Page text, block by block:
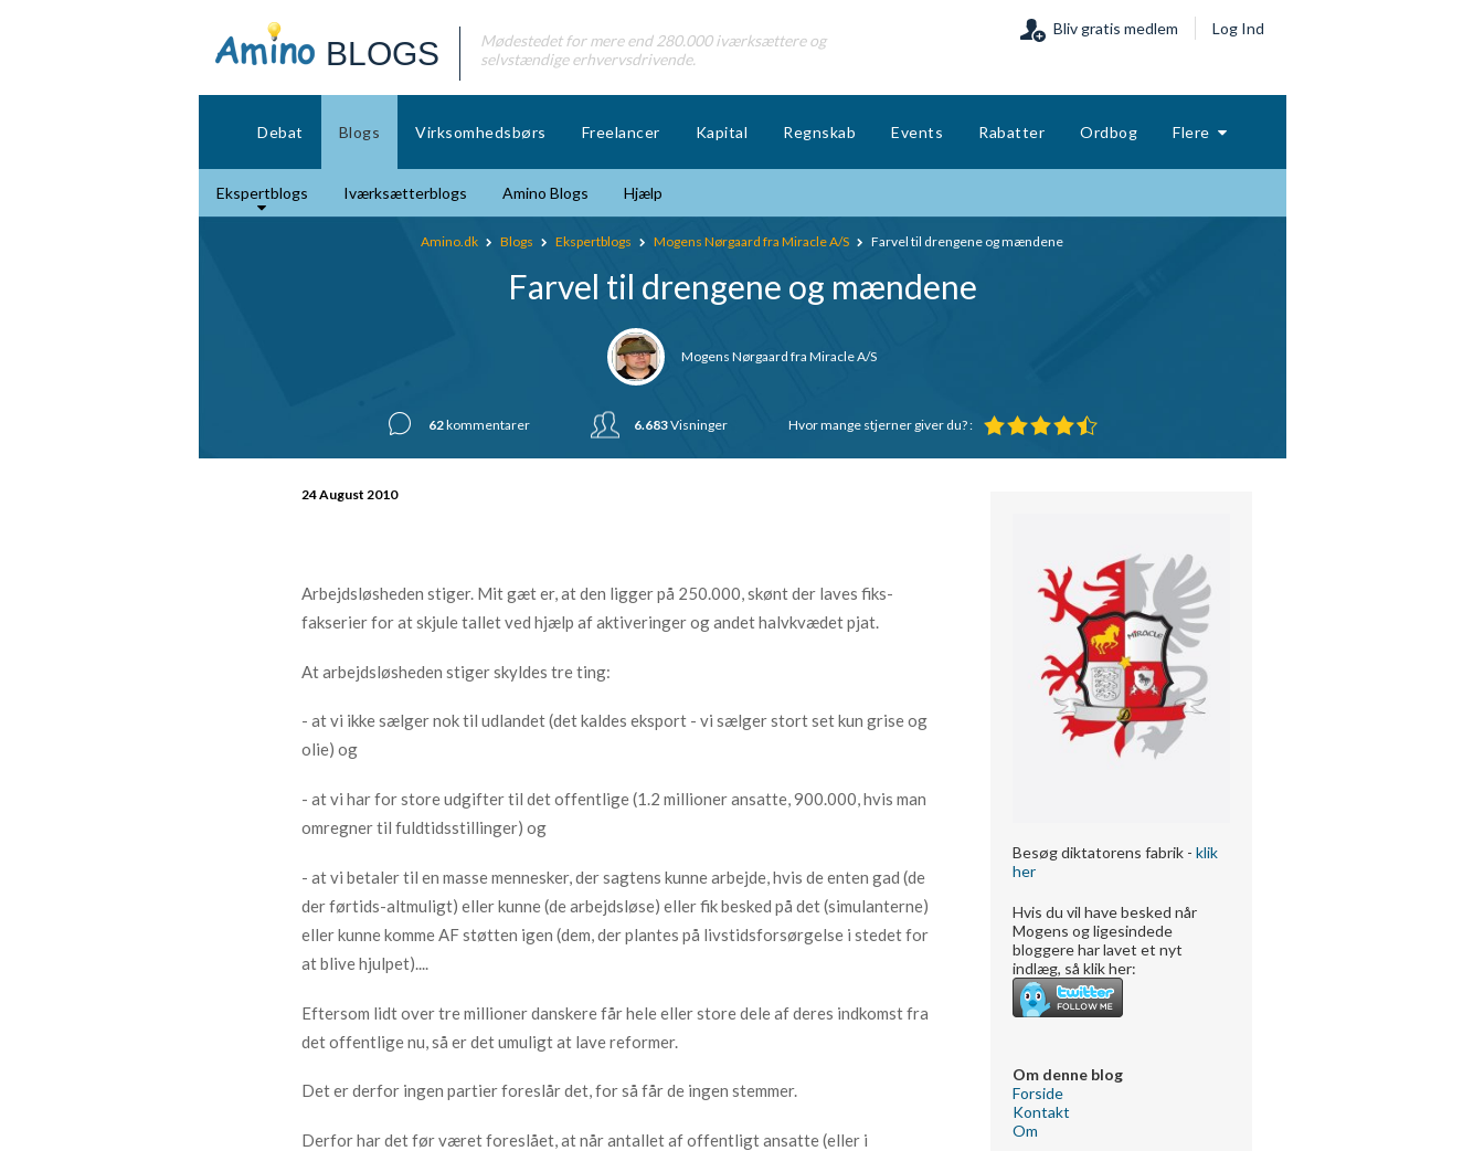
BLOGS
Mødestedet for mere end 280.000 iværksættere og
selvstændige erhvervsdrivende.
Bliv gratis medlem Log Ind
Debat Blogs Virksomhedsbørs Freelancer Kapital Regnskab Events Rabatter Ordbog Flere
Ekspertblogs Iværksætterblogs Amino Blogs Hjælp
Amino.dk Blogs Ekspertblogs Mogens Nørgaard fra Miracle A/S Farvel til drengene og mændene
Farvel til drengene og mændene
Mogens Nørgaard fra Miracle A/S
62kommentarer 6.683Visninger Hvor mange stjerner giver du? :
24 August 2010
Arbejdsløsheden stiger. Mit gæt er, at den ligger på 250.000, skønt der laves fiks-
fakserier for at skjule tallet ved hjælp af aktiveringer og andet halvkvædet pjat.
At arbejdsløsheden stiger skyldes tre ting:
- at vi ikke sælger nok til udlandet (det kaldes eksport - vi sælger stort set kun grise og
olie) og
- at vi har for store udgifter til det offentlige (1.2 millioner ansatte, 900.000, hvis man
omregner til fuldtidsstillinger) og
- at vi betaler til en masse mennesker, der sagtens kunne arbejde, hvis de enten gad (de
der førtids-altmuligt) eller kunne (de arbejdsløse) eller fik besked på det (simulanterne)
eller kunne komme AF støtten igen (dem, der plantes på livstidsforsørgelse i stedet for
at blive hjulpet)....
Eftersom lidt over tre millioner danskere får hele eller store dele af deres indkomst fra
det offentlige nu, så er det umuligt at lave reformer.
Det er derfor ingen partier foreslår det, for så får de ingen stemmer.
Derfor har det før været foreslået, at når antallet af offentligt ansatte (eller i
Besøg diktatorens fabrik - klik
her
Hvis du vil have besked når
Mogens og ligesindede
bloggere har lavet et nyt
indlæg, så klik her:
Om denne blog
Forside
Kontakt
Om